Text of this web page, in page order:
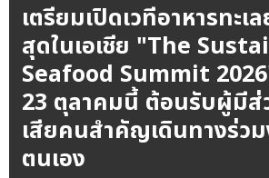
เตรียมเปิดเวทีอาหารทะ
สุดในเอเชีย "The
Seafood Summit
23 ตุลาคมนี้ ต้อนรับผู้มีส่
เสียคนสำคัญเดินทางร่ว
ตนเอง